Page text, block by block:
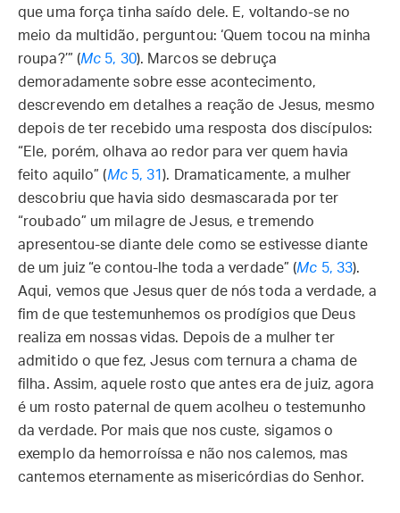
que uma força tinha saído dele. E, voltando-se no
meio da multidão, perguntou: ‘Quem tocou na minha
roupa?’” (Mc 5, 30). Marcos se debruça
demoradamente sobre esse acontecimento,
descrevendo em detalhes a reação de Jesus, mesmo
depois de ter recebido uma resposta dos discípulos:
“Ele, porém, olhava ao redor para ver quem havia
feito aquilo” (Mc5, 31). Dramaticamente, a mulher
descobriu que havia sido desmascarada por ter
“roubado” um milagre de Jesus, e tremendo
apresentou-se diante dele como se estivesse diante
de um juiz “e contou-lhe toda a verdade” (Mc 5, 33).
Aqui, vemos que Jesus quer de nós toda a verdade, a
fim de que testemunhemos os prodígios que Deus
realiza em nossas vidas. Depois de a mulher ter
admitido o que fez, Jesus com ternura a chama de
filha. Assim, aquele rosto que antes era de juiz, agora
é um rosto paternal de quem acolheu o testemunho
da verdade. Por mais que nos custe, sigamos o
exemplo da hemorroíssa e não nos calemos, mas
cantemos eternamente as misericórdias do Senhor.